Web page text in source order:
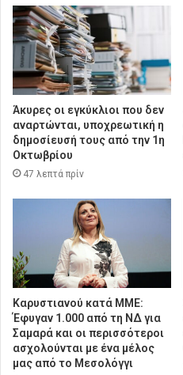
Άκυρες οι εγκύκλιοι που δεν
αναρτώνται, υποχρεωτική η
δημοσίευσή τους από την 1η
Οκτωβρίου
47 λεπτά πρίν
Καρυστιανού κατά ΜΜΕ:
Έφυγαν 1.000 από τη ΝΔ για
Σαμαρά και οι περισσότεροι
ασχολούνται με ένα μέλος
μας από το Μεσολόγγι